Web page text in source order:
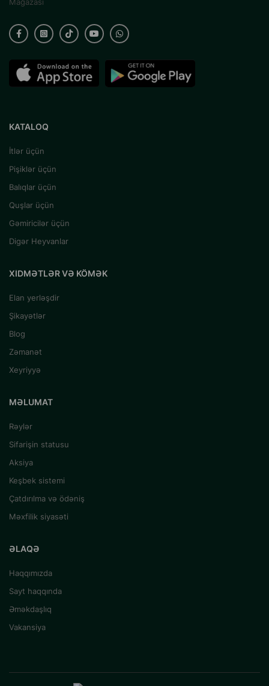
KATALOQ
İtlər üçün
Pişiklər üçün
Balıqlar üçün
Quşlar üçün
Gəmiricilər üçün
Digər Heyvanlar
XIDMƏTLƏR VƏ KÖMƏK
Elan yerləşdir
Şikayətlər
Blog
Zəmanət
Xeyriyyə
MƏLUMAT
Rəylər
Sifarişin statusu
Aksiya
Keşbek sistemi
Çatdırılma və ödəniş
Məxfilik siyasəti
ƏLAQƏ
Haqqımızda
Sayt haqqında
Əməkdaşlıq
Vakansiya